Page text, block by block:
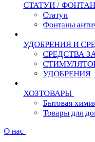
СТАТУИ /
Статуи
Фонтаны
УДОБРЕНИЯ И
СРЕДСТВА
УДОБРЕНИЯ
ХОЗТОВАРЫ
Бытовая
Товары для
О нас